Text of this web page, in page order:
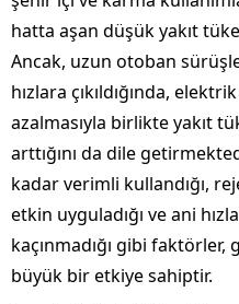
hatta aşan düşük yakıt
Ancak, uzun otoban
hızlara çıkıldığında,
azalmasıyla birlikte yakıt
arttığını da dile
kadar verimli kullandığı,
etkin uyguladığı ve ani
kaçınmadığı gibi
büyük bir etkiye sahiptir.